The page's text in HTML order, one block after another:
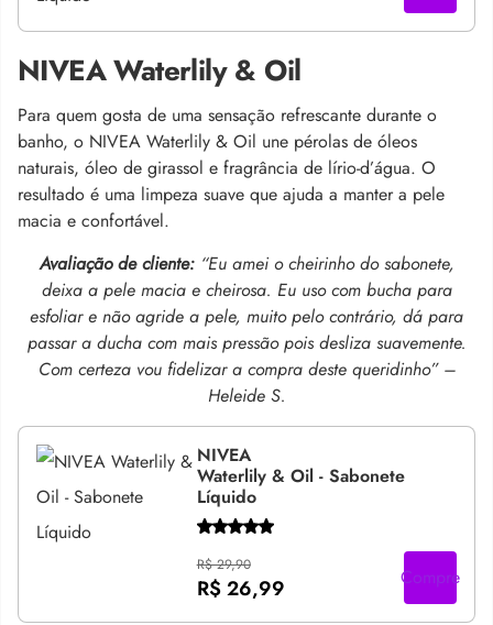
NIVEA Waterlily & Oil
Para quem gosta de uma sensação refrescante durante o
banho, o NIVEA Waterlily & Oil une pérolas de óleos
naturais, óleo de girassol e fragrância de lírio-d’água. O
resultado é uma limpeza suave que ajuda a manter a pele
macia e confortável.
Avaliação de cliente: “Eu amei o cheirinho do sabonete,
deixa a pele macia e cheirosa. Eu uso com bucha para
esfoliar e não agride a pele, muito pelo contrário, dá para
passar a ducha com mais pressão pois desliza suavemente.
Com certeza vou fidelizar a compra deste queridinho” –
Heleide S.
NIVEA
Waterlily & Oil - Sabonete
Líquido
R$ 29,90
R$ 26,99 Compre